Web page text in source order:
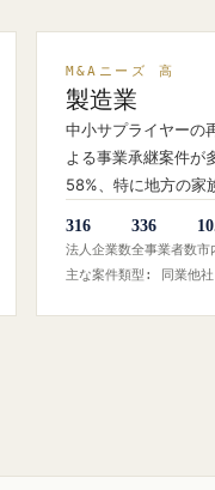
M&Aニーズ 高
製造業
中小サプライヤーの
よる事業承継案件が
58%、特に地方の家
316
法人企業数
336
全事業者数市
主な案件類型: 同業他社